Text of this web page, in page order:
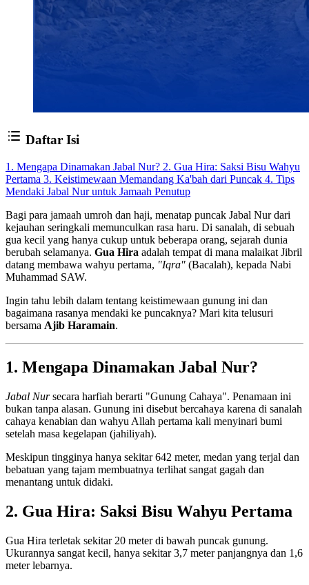
Daftar Isi
1. Mengapa Dinamakan Jabal Nur? 2. Gua Hira: Saksi Bisu Wahyu
Pertama 3. Keistimewaan Memandang Ka'bah dari Puncak 4. Tips
Mendaki Jabal Nur untuk Jamaah Penutup
Bagi para jamaah umroh dan haji, menatap puncak Jabal Nur dari
kejauhan seringkali memunculkan rasa haru. Di sanalah, di sebuah
gua kecil yang hanya cukup untuk beberapa orang, sejarah dunia
berubah selamanya. Gua Hira adalah tempat di mana malaikat Jibril
datang membawa wahyu pertama, "Iqra" (Bacalah), kepada Nabi
Muhammad SAW.
Ingin tahu lebih dalam tentang keistimewaan gunung ini dan
bagaimana rasanya mendaki ke puncaknya? Mari kita telusuri
bersama Ajib Haramain.
1. Mengapa Dinamakan Jabal Nur?
Jabal Nursecara harfiah berarti "Gunung Cahaya". Penamaan ini
bukan tanpa alasan. Gunung ini disebut bercahaya karena di sanalah
cahaya kenabian dan wahyu Allah pertama kali menyinari bumi
setelah masa kegelapan (jahiliyah).
Meskipun tingginya hanya sekitar 642 meter, medan yang terjal dan
bebatuan yang tajam membuatnya terlihat sangat gagah dan
menantang untuk didaki.
2. Gua Hira: Saksi Bisu Wahyu Pertama
Gua Hira terletak sekitar 20 meter di bawah puncak gunung.
Ukurannya sangat kecil, hanya sekitar 3,7 meter panjangnya dan 1,6
meter lebarnya.